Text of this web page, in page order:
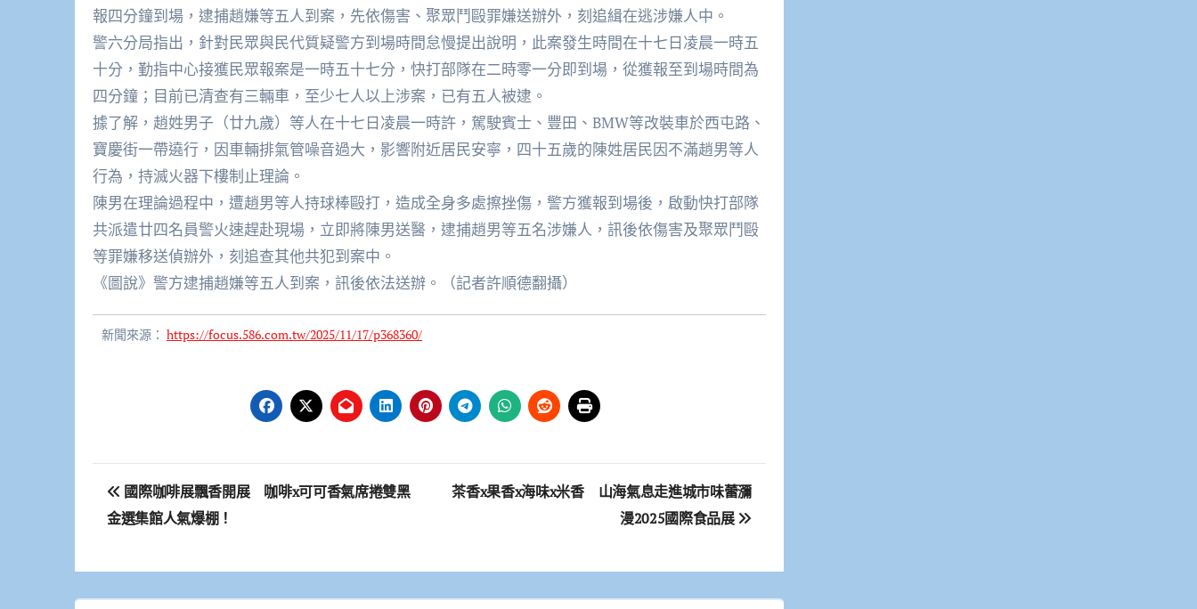
報四分鐘到場，逮捕趙嫌等五人到案，先依傷害、聚眾鬥毆罪嫌送辦外，刻追緝在逃涉嫌人中。
警六分局指出，針對民眾與民代質疑警方到場時間怠慢提出說明，此案發生時間在十七日凌晨一時五
十分，勤指中心接獲民眾報案是一時五十七分，快打部隊在二時零一分即到場，從獲報至到場時間為
四分鐘；目前已清查有三輛車，至少七人以上涉案，已有五人被逮。
據了解，趙姓男子（廿九歲）等人在十七日凌晨一時許，駕駛賓士、豐田、BMW等改裝車於西屯路、
寶慶街一帶遶行，因車輛排氣管噪音過大，影響附近居民安寧，四十五歲的陳姓居民因不滿趙男等人
行為，持滅火器下樓制止理論。
陳男在理論過程中，遭趙男等人持球棒毆打，造成全身多處擦挫傷，警方獲報到場後，啟動快打部隊
共派遣廿四名員警火速趕赴現場，立即將陳男送醫，逮捕趙男等五名涉嫌人，訊後依傷害及聚眾鬥毆
等罪嫌移送偵辦外，刻追查其他共犯到案中。
《圖說》警方逮捕趙嫌等五人到案，訊後依法送辦。（記者許順德翻攝）
新聞來源： https://focus.586.com.tw/2025/11/17/p368360/
文
章
覽
國際咖啡展飄香開展 咖啡x可可香氣席捲雙黑
金選集館人氣爆棚！
茶香x果香x海味x米香 山海氣息走進城市味蕾瀰
漫2025國際食品展